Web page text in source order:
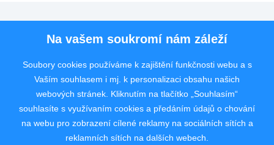
Pro uchazeče
Rychlý kontakt
Na vašem soukromí nám záleží
Soubory cookies používáme k zajištění funkčnosti webu a s
Vaším souhlasem i mj. k personalizaci obsahu našich
webových stránek. Kliknutím na tlačítko „Souhlasím“
souhlasíte s využívaním cookies a předáním údajů o chování
na webu pro zobrazení cílené reklamy na sociálních sítích a
reklamních sítích na dalších webech.